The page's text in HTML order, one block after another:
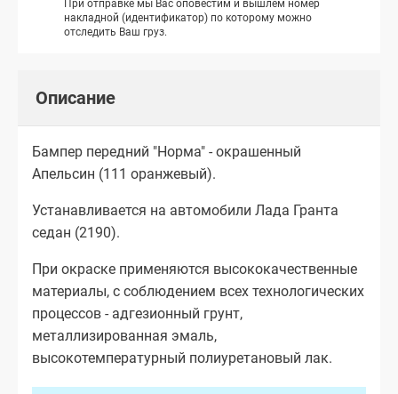
При отправке мы Вас оповестим и вышлем номер
накладной (идентификатор) по которому можно
отследить Ваш груз.
Описание
Бампер передний "Норма" - окрашенный
Апельсин (111 оранжевый).
Устанавливается на автомобили Лада Гранта
седан (2190).
При окраске применяются высококачественные
материалы, с соблюдением всех технологических
процессов - адгезионный грунт,
металлизированная эмаль,
высокотемпературный полиуретановый лак.